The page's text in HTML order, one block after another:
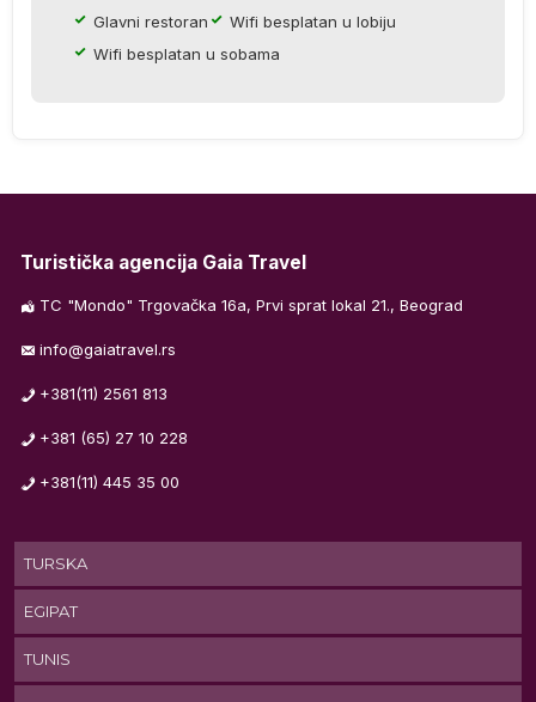
Glavni restoran
Wifi besplatan u lobiju
Wifi besplatan u sobama
Turistička agencija Gaia Travel
TC "Mondo" Trgovačka 16a, Prvi sprat lokal 21., Beograd
info@gaiatravel.rs
+381(11) 2561 813
+381 (65) 27 10 228
+381(11) 445 35 00
TURSKA
EGIPAT
TUNIS